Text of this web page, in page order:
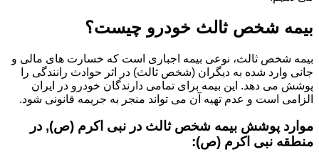
بیمه شخص ثالث خودرو چیست؟
بیمه شخص ثالث، نوعی بیمه اجباری است که خسارت های مالی و
جانی وارد شده به دیگران (شخص ثالث) در اثر حوادث رانندگی را
پوشش می دهد. این بیمه برای تمامی دارندگان خودرو در ایران
الزامی است و عدم تهیه آن می تواند منجر به جریمه قانونی شود.
موارد پوشش بیمه شخص ثالث در نبی اکرم (ص), در
منطقه نبی اکرم (ص):